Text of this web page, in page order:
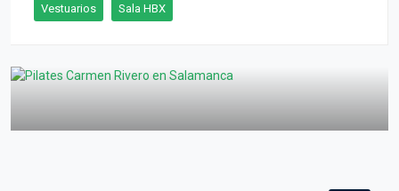
Vestuarios Sala HBX